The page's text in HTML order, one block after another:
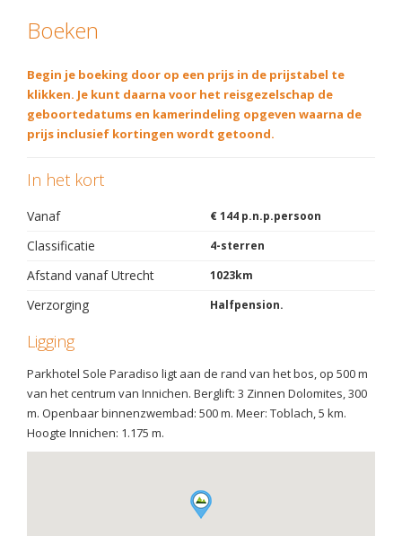
Boeken
Begin je boeking door op een prijs in de prijstabel te
klikken. Je kunt daarna voor het reisgezelschap de
geboortedatums en kamerindeling opgeven waarna de
prijs inclusief kortingen wordt getoond.
In het kort
Vanaf € 144 p.n.p.persoon
Classificatie 4-sterren
Afstand vanaf Utrecht 1023km
Verzorging Halfpension.
Ligging
Parkhotel Sole Paradiso ligt aan de rand van het bos, op 500 m
van het centrum van Innichen. Berglift: 3 Zinnen Dolomites, 300
m. Openbaar binnenzwembad: 500 m. Meer: Toblach, 5 km.
Hoogte Innichen: 1.175 m.